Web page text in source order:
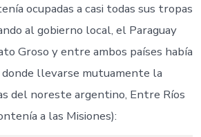
ocupadas a casi todas sus tropas
al gobierno local, el Paraguay
Groso y entre ambos países había
llevarse mutuamente la
del noreste argentino, Entre Ríos
a las Misiones):